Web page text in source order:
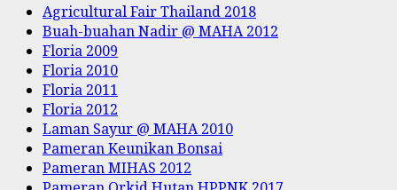
Agricultural Fair Thailand 2018
Buah-buahan Nadir @ MAHA 2012
Floria 2009
Floria 2010
Floria 2011
Floria 2012
Laman Sayur @ MAHA 2010
Pameran Keunikan Bonsai
Pameran MIHAS 2012